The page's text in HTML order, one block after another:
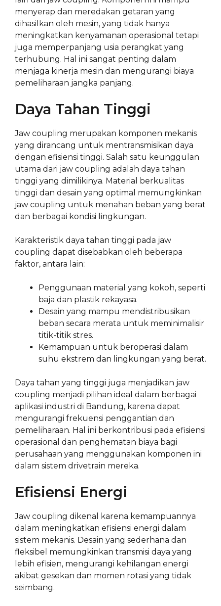
menyerap dan meredakan getaran yang
dihasilkan oleh mesin, yang tidak hanya
meningkatkan kenyamanan operasional tetapi
juga memperpanjang usia perangkat yang
terhubung. Hal ini sangat penting dalam
menjaga kinerja mesin dan mengurangi biaya
pemeliharaan jangka panjang.
Daya Tahan Tinggi
Jaw coupling merupakan komponen mekanis
yang dirancang untuk mentransmisikan daya
dengan efisiensi tinggi. Salah satu keunggulan
utama dari jaw coupling adalah daya tahan
tinggi yang dimilikinya. Material berkualitas
tinggi dan desain yang optimal memungkinkan
jaw coupling untuk menahan beban yang berat
dan berbagai kondisi lingkungan.
Karakteristik daya tahan tinggi pada jaw
coupling dapat disebabkan oleh beberapa
faktor, antara lain:
Penggunaan material yang kokoh, seperti
baja dan plastik rekayasa.
Desain yang mampu mendistribusikan
beban secara merata untuk meminimalisir
titik-titik stres.
Kemampuan untuk beroperasi dalam
suhu ekstrem dan lingkungan yang berat.
Daya tahan yang tinggi juga menjadikan jaw
coupling menjadi pilihan ideal dalam berbagai
aplikasi industri di Bandung, karena dapat
mengurangi frekuensi penggantian dan
pemeliharaan. Hal ini berkontribusi pada efisiensi
operasional dan penghematan biaya bagi
perusahaan yang menggunakan komponen ini
dalam sistem drivetrain mereka.
Efisiensi Energi
Jaw coupling dikenal karena kemampuannya
dalam meningkatkan efisiensi energi dalam
sistem mekanis. Desain yang sederhana dan
fleksibel memungkinkan transmisi daya yang
lebih efisien, mengurangi kehilangan energi
akibat gesekan dan momen rotasi yang tidak
seimbang.